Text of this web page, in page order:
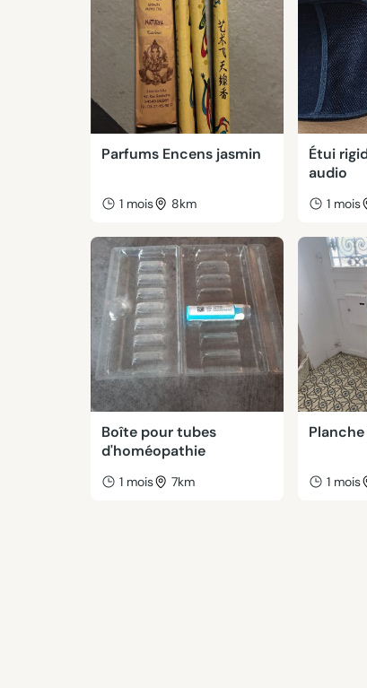
Parfums Encens jasmin
1 mois 8km
Étui
audio
1 mois
Boîte pour tubes
d'homéopathie
1 mois 7km 1 mois